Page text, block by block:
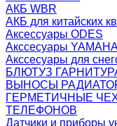
АКБ WBR
АКБ для китайских
Аксессуары ODES
Акссесуары
Акссесуары для
БЛЮТУЗ
ВЫНОСЫ
ГЕРМЕТИЧНЫЕ
ТЕЛЕФОНОВ
Датчики и приборы